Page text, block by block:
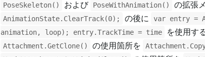
PoseSkeleton() および PoseWithAnimation() の拡張
AnimationState.ClearTrack(0); の後に
var entry =
animation, loop); entry.TrackTime = time
を使用す
Attachment.GetClone() の使用箇所を